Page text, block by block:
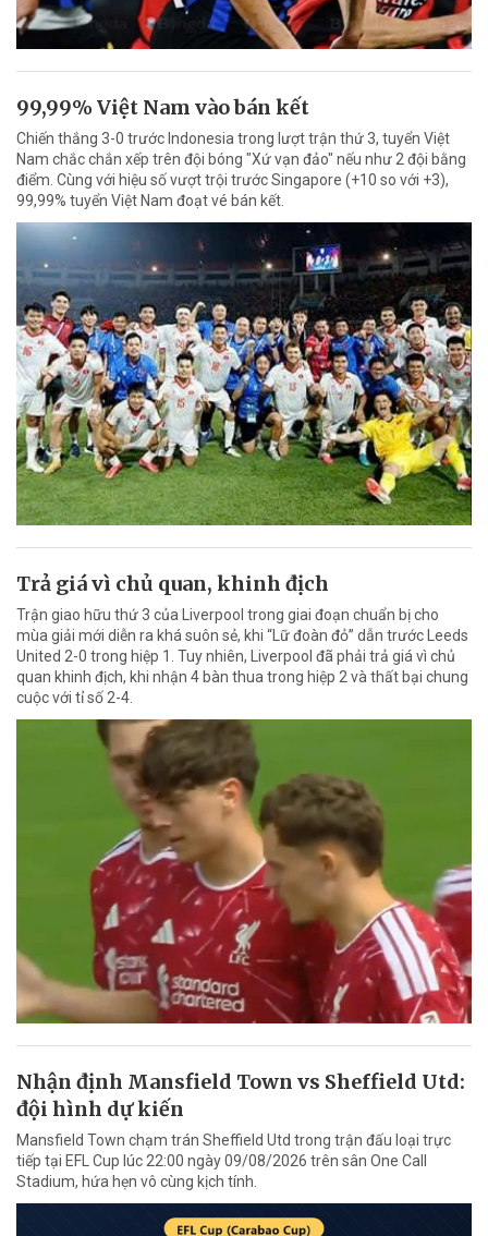
99,99% Việt Nam vào bán kết
Chiến thắng 3-0 trước Indonesia trong lượt trận thứ 3, tuyển Việt
Nam chắc chắn xếp trên đội bóng "Xứ vạn đảo" nếu như 2 đội bằng
điểm. Cùng với hiệu số vượt trội trước Singapore (+10 so với +3),
99,99% tuyển Việt Nam đoạt vé bán kết.
Trả giá vì chủ quan, khinh địch
Trận giao hữu thứ 3 của Liverpool trong giai đoạn chuẩn bị cho
mùa giải mới diễn ra khá suôn sẻ, khi “Lữ đoàn đỏ” dẫn trước Leeds
United 2-0 trong hiệp 1. Tuy nhiên, Liverpool đã phải trả giá vì chủ
quan khinh địch, khi nhận 4 bàn thua trong hiệp 2 và thất bại chung
cuộc với tỉ số 2-4.
Nhận định Mansfield Town vs Sheffield Utd:
đội hình dự kiến
Mansfield Town chạm trán Sheffield Utd trong trận đấu loại trực
tiếp tại EFL Cup lúc 22:00 ngày 09/08/2026 trên sân One Call
Stadium, hứa hẹn vô cùng kịch tính.